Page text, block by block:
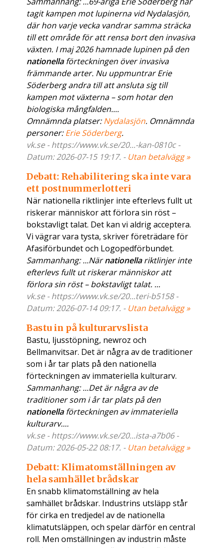
tagit kampen mot lupinerna vid Nydalasjön,
där hon varje vecka vandrar samma sträcka
till ett område för att rensa bort den invasiva
växten. I maj 2026 hamnade lupinen på den
nationellaförteckningen över invasiva
främmande arter. Nu uppmuntrar Erie
Söderberg andra till att ansluta sig till
kampen mot växterna – som hotar den
biologiska mångfalden....
Omnämnda platser:Nydalasjön. Omnämnda
personer:Erie Söderberg.
vk.se - https://www.vk.se/20...-kan-0810c -
Datum: 2026-07-15 19:17. - Utan betalvägg »
Debatt: Rehabilitering ska inte vara
ett postnummerlotteri
När nationella riktlinjer inte efterlevs fullt ut
riskerar människor att förlora sin röst –
bokstavligt talat. Det kan vi aldrig acceptera.
Vi vägrar vara tysta, skriver företrädare för
Afasiförbundet och Logopedförbundet.
Sammanhang: ...Närnationellariktlinjer inte
efterlevs fullt ut riskerar människor att
förlora sin röst – bokstavligt talat. ...
vk.se - https://www.vk.se/20...teri-b5158 -
Datum: 2026-07-14 09:17. - Utan betalvägg »
Bastu in på kulturarvslista
Bastu, ljusstöpning, newroz och
Bellmanvitsar. Det är några av de traditioner
som i år tar plats på den nationella
förteckningen av immateriella kulturarv.
Sammanhang: ...Det är några av de
traditioner som i år tar plats på den
nationellaförteckningen av immateriella
kulturarv....
vk.se - https://www.vk.se/20...ista-a7b06 -
Datum: 2026-05-22 08:17. - Utan betalvägg »
Debatt: Klimatomställningen av
hela samhället brådskar
En snabb klimatomställning av hela
samhället brådskar. Industrins utsläpp står
för cirka en tredjedel av de nationella
klimatutsläppen, och spelar därför en central
roll. Men omställningen av industrin måste